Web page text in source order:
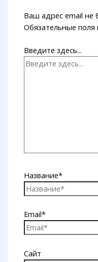
Ваш адрес email не
Обязательные
Введите здесь...
Название*
Email*
Сайт